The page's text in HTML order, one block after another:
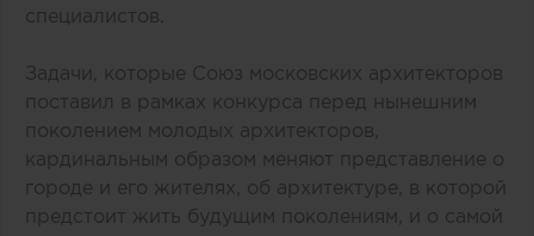
специалистов.
Задачи, которые Союз московских архитекторов
поставил в рамках конкурса перед нынешним
поколением молодых архитекторов,
кардинальным образом меняют представление о
городе и его жителях, об архитектуре, в которой
предстоит жить будущим поколениям, и о самой